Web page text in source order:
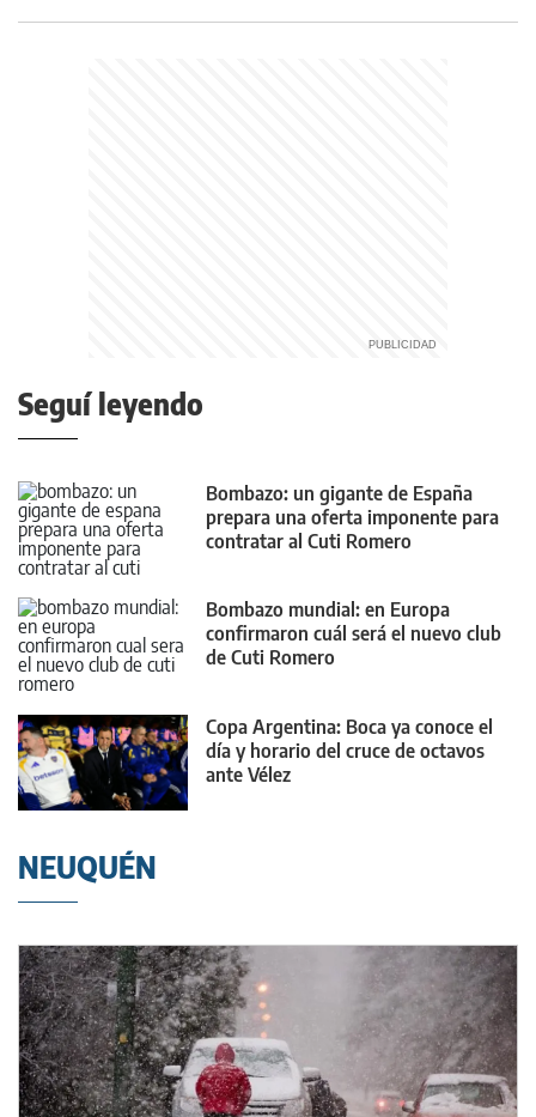
Seguí leyendo
Bombazo: un gigante de España
prepara una oferta imponente para
contratar al Cuti Romero
Bombazo mundial: en Europa
confirmaron cuál será el nuevo club
de Cuti Romero
Copa Argentina: Boca ya conoce el
día y horario del cruce de octavos
ante Vélez
NEUQUÉN